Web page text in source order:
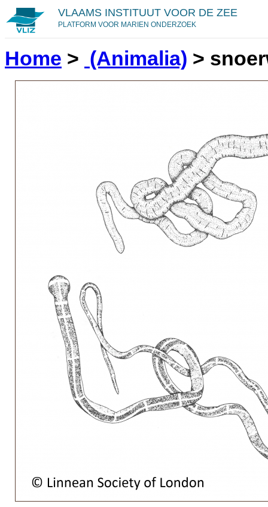
VLAAMS INSTITUUT VOOR DE ZEE
PLATFORM VOOR MARIEN ONDERZOEK
Home > (Animalia) >